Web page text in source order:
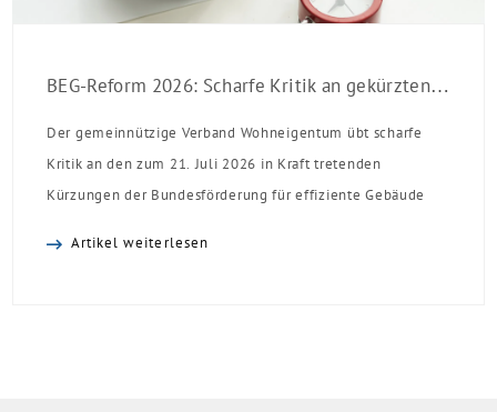
BEG-Reform 2026: Scharfe Kritik an gekürzten Sanierungsförderungen
Der gemeinnützige Verband Wohneigentum übt scharfe
Kritik an den zum 21. Juli 2026 in Kraft tretenden
Kürzungen der Bundesförderung für effiziente Gebäude
Artikel weiterlesen